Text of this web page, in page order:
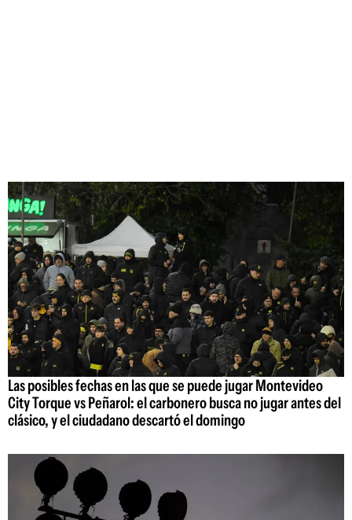
Las posibles fechas en las que se puede jugar Montevideo
City Torque vs Peñarol: el carbonero busca no jugar antes del
clásico, y el ciudadano descartó el domingo